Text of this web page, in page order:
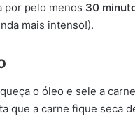
por pelo menos 30
mais intenso!).
o óleo e sele a
que a carne fique seca